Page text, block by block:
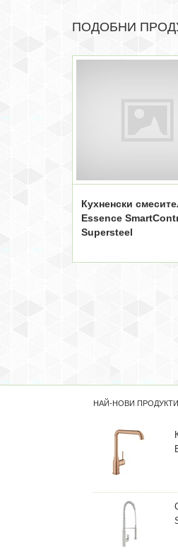
ПОДОБНИ
Кухненски
Essence
Supersteel
НАЙ-НОВИ ПРОДУКТИ